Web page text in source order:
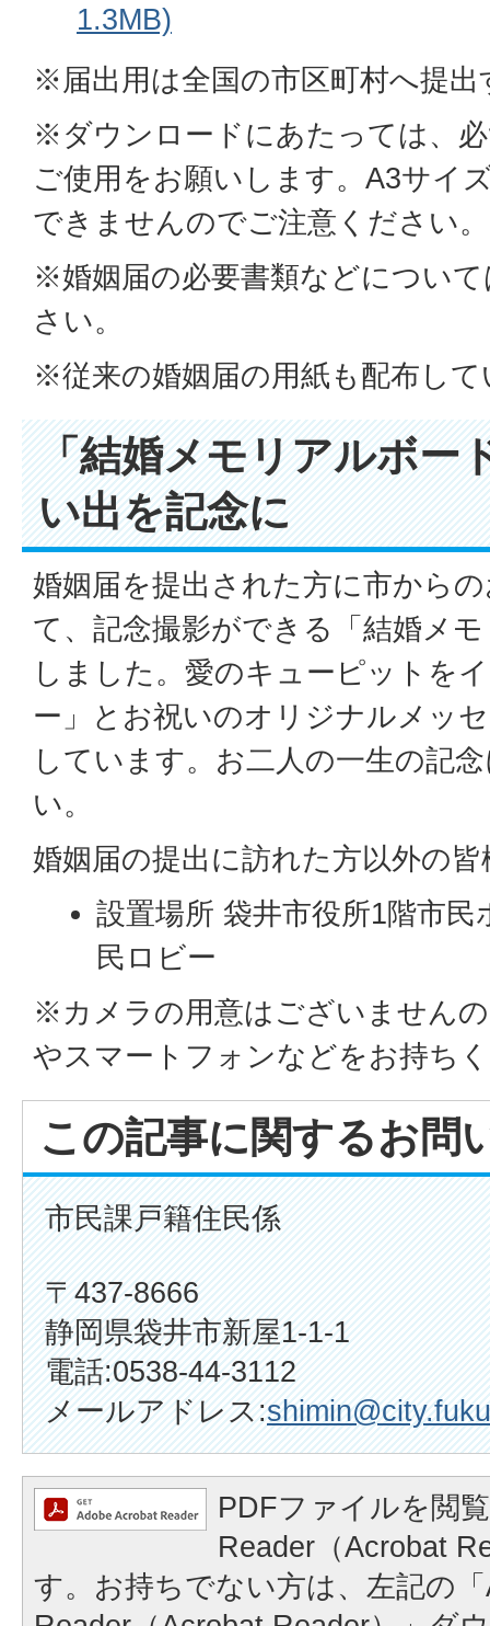
1.3MB)
※届出用は全国の市区町村へ提
※ダウンロードにあたっては、
ご使用をお願いします。A3サイ
できませんのでご注意ください。
※婚姻届の必要書類などについて
さい。
※従来の婚姻届の用紙も配布して
「結婚メモリアルボー
い出を記念に
婚姻届を提出された方に市から
て、記念撮影ができる「結婚メ
しました。愛のキューピットを
ー」とお祝いのオリジナルメッ
しています。お二人の一生の記
い。
婚姻届の提出に訪れた方以外の
設置場所 袋井市役所1階市
民ロビー
※カメラの用意はございません
やスマートフォンなどをお持ち
この記事に関するお問
市民課戸籍住民係
〒437-8666
静岡県袋井市新屋1-1-1
電話:0538-44-3112
メールアドレス:
PDFファイルを閲
Reader（Acrobat
す。お持ちでない方は、左記の